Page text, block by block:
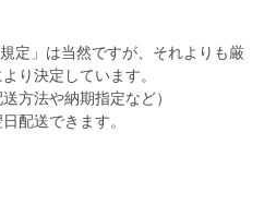
定」は当然ですが、それよりも厳
り決定しています。
方法や納期指定など）
配送できます。